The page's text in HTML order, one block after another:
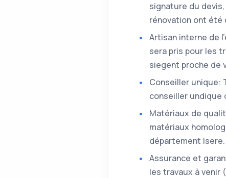
signature du
rénovation ont été
Artisan interne de
sera pris pour les
siegent proche de
Conseiller unique:
conseiller undique
Matériaux de
matériaux
département Isere.
Assurance et
les travaux à venir